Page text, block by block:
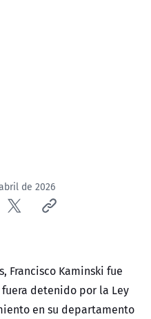
de 2026
Francisco Kaminski fue
detenido por la Ley
en su departamento